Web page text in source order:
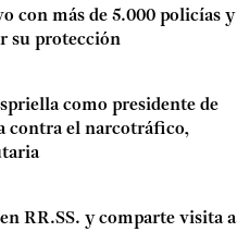
con más de 5.000 policías y
su protección
como presidente de
contra el narcotráfico,
RR.SS. y comparte visita a